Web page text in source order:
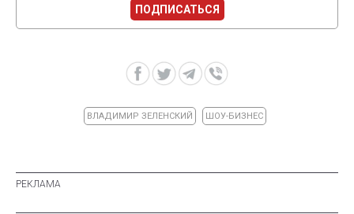
ПОДПИСАТЬСЯ
ВЛАДИМИР ЗЕЛЕНСКИЙ ШОУ-БИЗНЕС